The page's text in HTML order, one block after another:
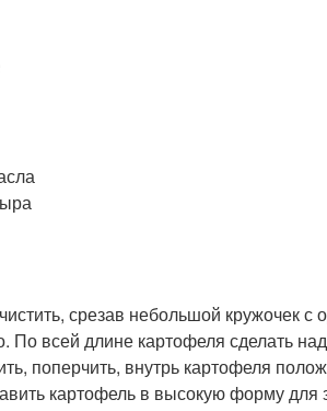
срезав небольшой кружочек
По всей длине картофеля сделать
поперчить, внутрь картофеля
картофель в высокую форму для